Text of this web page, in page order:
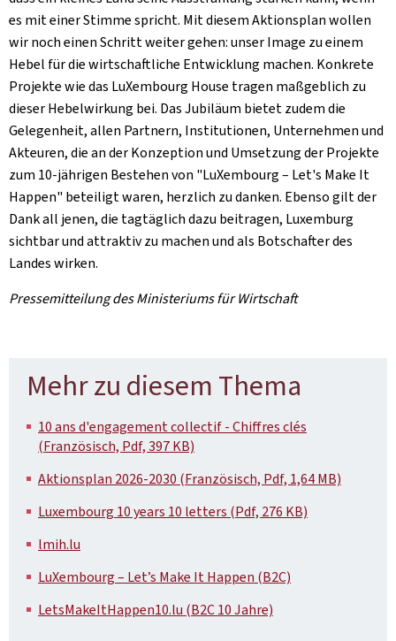
es mit einer Stimme spricht. Mit diesem Aktionsplan wollen
wir noch einen Schritt weiter gehen: unser Image zu einem
Hebel für die wirtschaftliche Entwicklung machen. Konkrete
Projekte wie das LuXembourg House tragen maßgeblich zu
dieser Hebelwirkung bei. Das Jubiläum bietet zudem die
Gelegenheit, allen Partnern, Institutionen, Unternehmen und
Akteuren, die an der Konzeption und Umsetzung der Projekte
zum 10-jährigen Bestehen von "LuXembourg – Let's Make It
Happen" beteiligt waren, herzlich zu danken. Ebenso gilt der
Dank all jenen, die tagtäglich dazu beitragen, Luxemburg
sichtbar und attraktiv zu machen und als Botschafter des
Landes wirken.
Pressemitteilung des Ministeriums für Wirtschaft
Mehr zu diesem Thema
10 ans d'engagement collectif - Chiffres clés
(Französisch, Pdf, 397 KB)
Aktionsplan 2026-2030 (Französisch, Pdf, 1,64 MB)
Luxembourg 10 years 10 letters (Pdf, 276 KB)
lmih.lu
LuXembourg – Let’s Make It Happen (B2C)
LetsMakeItHappen10.lu (B2C 10 Jahre)